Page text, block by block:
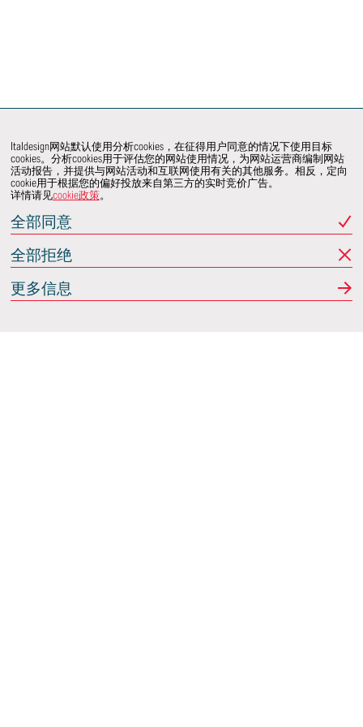
Italdesign网站默认使用分析cookies，在征得用户同意的情况下使用目标
cookies。分析cookies用于评估您的网站使用情况，为网站运营商编制网站
活动报告，并提供与网站活动和互联网使用有关的其他服务。相反，定向
cookie用于根据您的偏好投放来自第三方的实时竞价广告。
详情请见cookie政策。
全部同意
全部拒绝
更多信息